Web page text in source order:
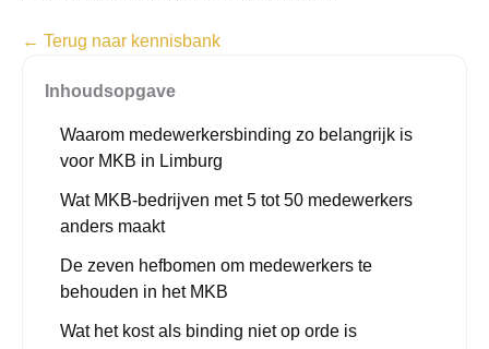
← Terug naar kennisbank
Inhoudsopgave
Waarom medewerkersbinding zo belangrijk is
voor MKB in Limburg
Wat MKB-bedrijven met 5 tot 50 medewerkers
anders maakt
De zeven hefbomen om medewerkers te
behouden in het MKB
Wat het kost als binding niet op orde is